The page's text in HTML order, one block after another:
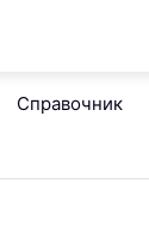
Справочник